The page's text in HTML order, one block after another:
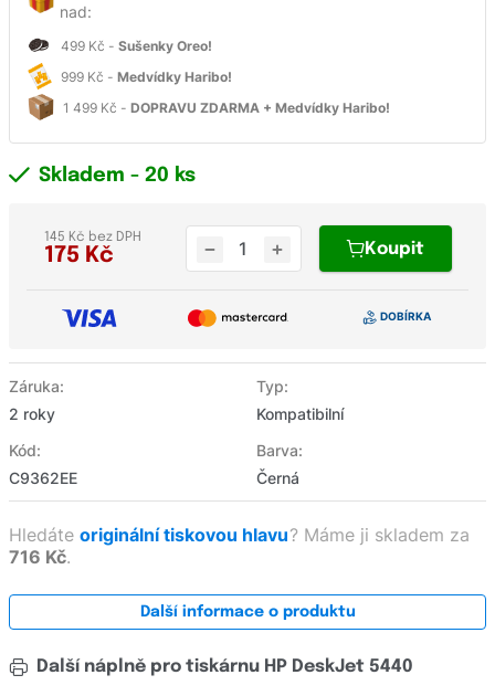
nad:
499 Kč - Sušenky Oreo!
999 Kč - Medvídky Haribo!
1 499 Kč - DOPRAVU ZDARMA + Medvídky Haribo!
Záruka:
2 roky
Typ:
Kompatibilní
Kód:
C9362EE
Barva:
Černá
Skladem - 20 ks
175 Kč
145 Kč bez DPH
Koupit
Hledáte originální tiskovou hlavu? Máme ji skladem za
716 Kč.
Další informace o produktu
Další náplně pro tiskárnu HP DeskJet 5440